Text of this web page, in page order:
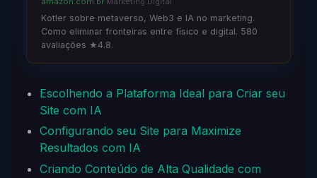
Kotler sobre metaverso, Web3 e IA no marketing.
Como eliminar fronteiras entre físico e digital. 580
avaliações ★4.8.
Escolhendo a Plataforma Ideal para Criar seu
Site com IA
Configurando seu Site para Maximize
Resultados com IA
Criando Conteúdo de Alta Qualidade com